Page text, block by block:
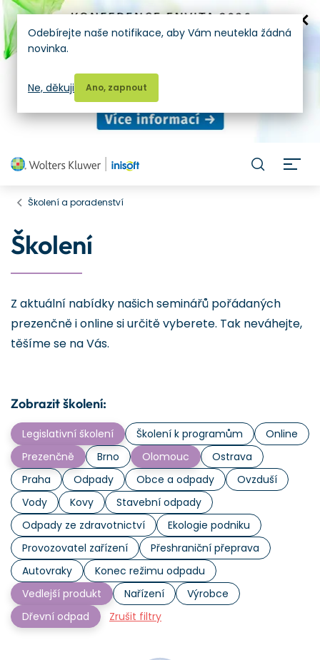
Školení a poradenství
Školení
Z aktuální nabídky našich seminářů pořádaných
prezenčně i online si určitě vyberete. Tak neváhejte,
těšíme se na Vás.
Zobrazit školení:
Legislativní školení Školení k programům
Online
Prezenčně
Brno Olomouc
Ostrava
Praha
Odpady Obce a odpady
Ovzduší
Vody
Kovy
Stavební odpady
Odpady ze zdravotnictví
Ekologie podniku
Provozovatel zařízení
Přeshraniční přeprava
Autovraky
Konec režimu odpadu
Vedlejší produkt
Nařízení
Výrobce
Dřevní odpad
Zrušit filtry
Odebírejte naše notifikace, aby Vám neutekla žádná
novinka.
Ano, zapnout
Ne, děkuji